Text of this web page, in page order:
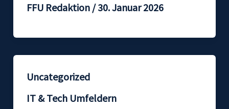
FFU Redaktion /30. Januar 2026
Uncategorized
IT & Tech Umfeldern